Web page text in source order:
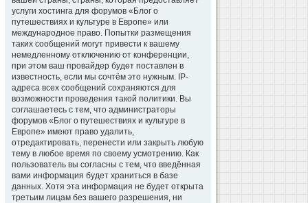
услуги хостинга для форумов «Блог о
путешествиях и культуре в Европе» или
международное право. Попытки размещения
таких сообщений могут привести к вашему
немедленному отключению от конференции,
при этом ваш провайдер будет поставлен в
известность, если мы сочтём это нужным. IP-
адреса всех сообщений сохраняются для
возможности проведения такой политики. Вы
соглашаетесь с тем, что администраторы
форумов «Блог о путешествиях и культуре в
Европе» имеют право удалить,
отредактировать, перенести или закрыть любую
тему в любое время по своему усмотрению. Как
пользователь вы согласны с тем, что введённая
вами информация будет храниться в базе
данных. Хотя эта информация не будет открыта
третьим лицам без вашего разрешения, ни